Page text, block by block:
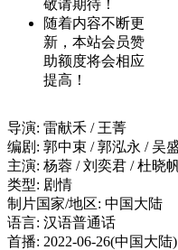
敬请期待！
随着内容不断更
新，本站会员赞
助额度将会相应
提高！
导演: 雷献禾 / 王菁
编剧: 郭中束 / 郭泓永 / 吴
主演: 杨蓉 / 刘奕君 / 杜晓
类型: 剧情
制片国家/地区: 中国大陆
语言: 汉语普通话
首播: 2022-06-26(中国大陆)